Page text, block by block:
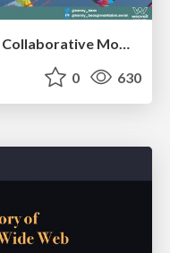
0 630